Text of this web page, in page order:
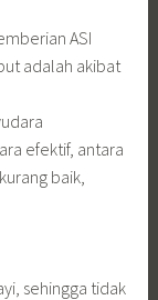
ASI
adalah akibat
efektif, antara
baik,
sehingga tidak